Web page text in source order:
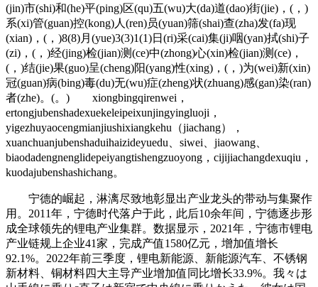
(jin)市(shi)和(he)平(ping)区(qu)五(wu)大(da)道(dao)街(jie)，(，)
系(xi)管(guan)控(kong)人(ren)员(yuan)筛(shai)查(zha)发(fa)现
(xian)，(，)8(8)月(yue)3(3)1(1)日(ri)采(cai)集(ji)咽(yan)拭(shi)子
(zi)，(，)经(jing)检(jian)测(ce)中(zhong)心(xin)检(jian)测(ce)，
(，)结(jie)果(guo)呈(cheng)阳(yang)性(xing)，(，)为(wei)新(xin)
冠(guan)病(bing)毒(du)无(wu)症(zheng)状(zhuang)感(gan)染(ran)
者(zhe)。(。) xiongbingqirenwei，
ertongjubenshadexuekeleipeixunjingyingluoji，
yigezhuyaocengmianjiushixiangkehu（jiachang），
xuanchuanjubenshaduihaizideyuedu、siwei、jiaowang、
biaodadengnenglidepeiyangtishengzuoyong，cijijiachangdexuqiu，
kuodajubenshashichang。
宁德的崛起，淋漓尽致地彰显出产业龙头的带动与集聚作
用。2011年，宁德时代落户于此，此后10余年间，宁德逐步形
成全球领先的锂电产业集群。数据显示，2021年，宁德市锂电
产业链规上企业41家，完成产值1580亿元，增加值增长
92.1%。2022年前三季度，锂电新能源、新能源汽车、不锈钢
新材料、铜材料四大主导产业增加值同比增长33.9%。我々は